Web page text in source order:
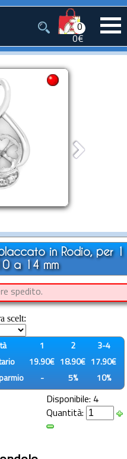
0
0€
in Rodio, per 1
a 14 mm
spedito.
scelt:
1 2
3-4
19.90€ 18.90€
17.90€
- 5% 10%
Disponibile: 4
Quantità: